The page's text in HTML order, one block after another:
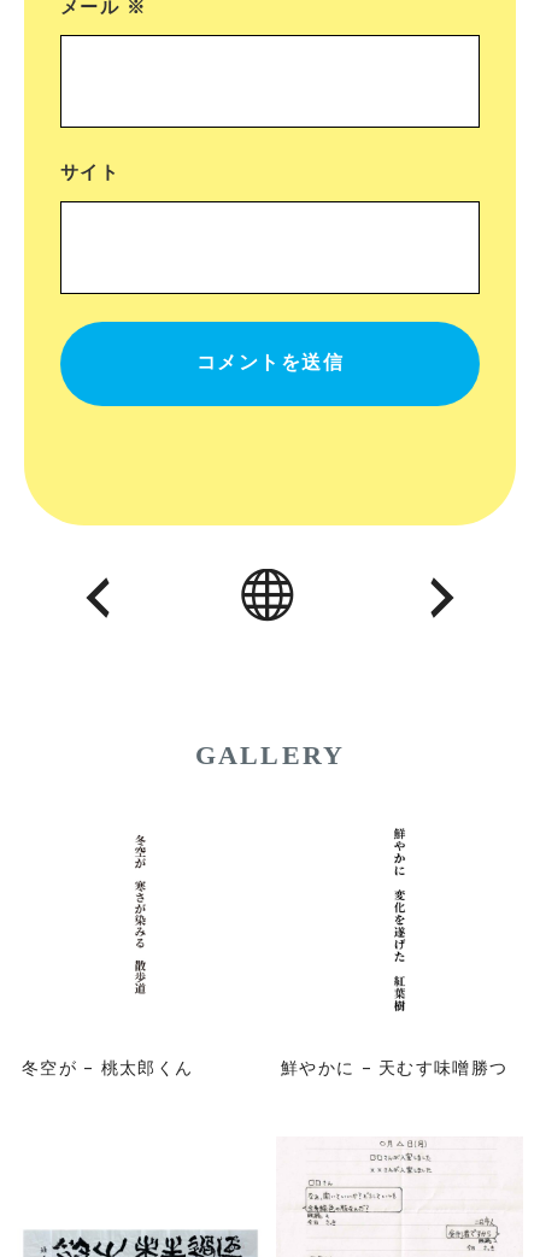
メール ※
サイト
GALLERY
冬空が – 桃太郎くん 鮮やかに – 天むす味噌勝つ